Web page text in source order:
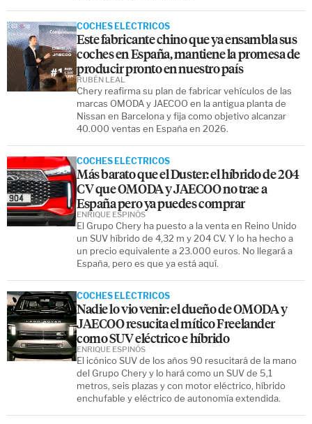
COCHES ELÉCTRICOS
Este fabricante chino que ya ensambla sus
coches en España, mantiene la promesa de
producir pronto en nuestro país
Chery reafirma su plan de fabricar vehículos de las
marcas OMODA y JAECOO en la antigua planta de
Nissan en Barcelona y fija como objetivo alcanzar
40.000 ventas en España en 2026.
RUBÉN LEAL
COCHES ELÉCTRICOS
Más barato que el Duster: el híbrido de 204
CV que OMODA y JAECOO no trae a
España pero ya puedes comprar
El Grupo Chery ha puesto a la venta en Reino Unido
un SUV híbrido de 4,32 m y 204 CV. Y lo ha hecho a
un precio equivalente a 23.000 euros. No llegará a
España, pero es que ya está aquí.
ENRIQUE ESPINÓS
COCHES ELÉCTRICOS
Nadie lo vio venir: el dueño de OMODA y
JAECOO resucita el mítico Freelander
como SUV eléctrico e híbrido
El icónico SUV de los años 90 resucitará de la mano
del Grupo Chery y lo hará como un SUV de 5,1
metros, seis plazas y con motor eléctrico, híbrido
enchufable y eléctrico de autonomía extendida.
ENRIQUE ESPINÓS